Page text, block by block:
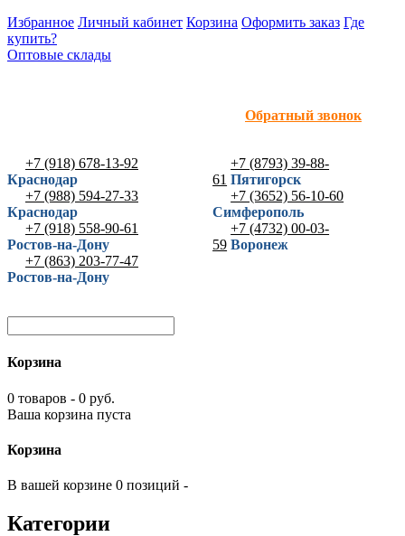
Избранное Личный кабинет Корзина Оформить заказ Где
купить?
Оптовые склады
Обратный звонок
+7 (918) 678-13-92
Краснодар
+7 (988) 594-27-33
Краснодар
+7 (918) 558-90-61
Ростов-на-Дону
+7 (863) 203-77-47
Ростов-на-Дону
+7 (8793) 39-88-
61 Пятигорск
+7 (3652) 56-10-60
Симферополь
+7 (4732) 00-03-
59 Воронеж
Корзина
0 товаров - 0 руб.
Ваша корзина пуста
Корзина
В вашей корзине 0 позиций -
Категории